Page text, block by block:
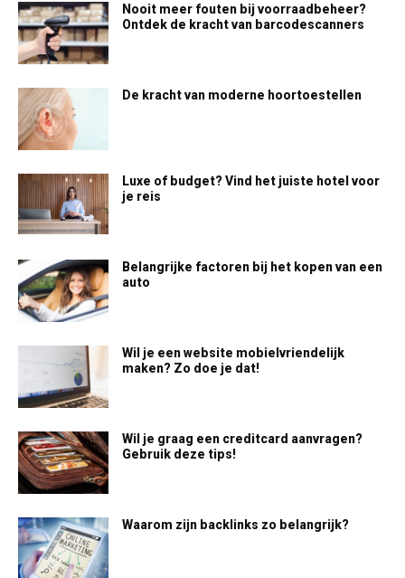
Nooit meer fouten bij voorraadbeheer?
Ontdek de kracht van barcodescanners
De kracht van moderne hoortoestellen
Luxe of budget? Vind het juiste hotel voor
je reis
Belangrijke factoren bij het kopen van een
auto
Wil je een website mobielvriendelijk
maken? Zo doe je dat!
Wil je graag een creditcard aanvragen?
Gebruik deze tips!
Waarom zijn backlinks zo belangrijk?